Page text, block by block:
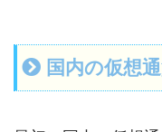
国内の仮想